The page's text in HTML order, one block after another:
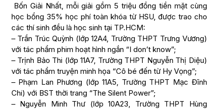
Bốn Giải Nhất, mỗi giải gồm 5 triệu đồng tiền mặt cùng
học bổng 35% học phí toàn khóa từ HSU, được trao cho
các thí sinh đều là học sinh tại TP.HCM:
– Trần Trúc Quỳnh (lớp 12A4, Trường THPT Trưng Vương)
với tác phẩm phim hoạt hình ngắn “I don’t know”;
– Trịnh Bảo Thi (lớp 11A7, Trường THPT Nguyễn Thị Diệu)
với tác phẩm truyện minh họa “Cô bé đến từ Hy Vọng”;
– Phạm Lan Phương (lớp 11A5, Trường THPT Mạc Đĩnh
Chi) với BST thời trang “The Silent Power”;
– Nguyễn Minh Thư (lớp 10A23, Trường THPT Hùng